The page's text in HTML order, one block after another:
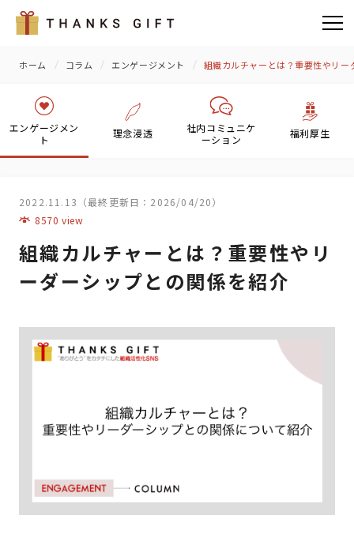
ホーム コラム エンゲージメント 組織カルチャーとは？重要性やリ
エンゲージメン
ト
理念浸透
社内コミュニケ
ーション
福利厚生
2022.11.13（最終更新日：2026/04/20）
8570 view
組織カルチャーとは？重要性やリ
ーダーシップとの関係を紹介